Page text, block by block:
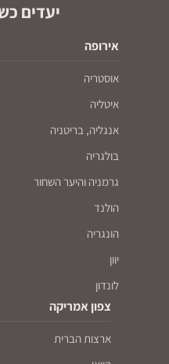
יעדים
אירופה
אוסטריה
איטליה
אנגליה, בריטניה
בולגריה
גרמניה והיער השחור
הולנד
הונגריה
יוון
לונדון
צפון אמריקה
ארצות הברית